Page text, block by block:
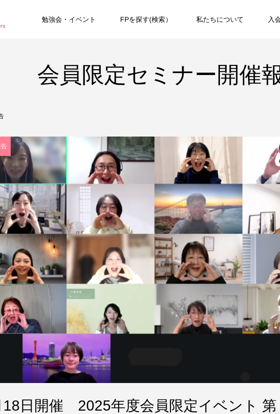
勉強会・イベント FPを探す(検索） 私たちについて 入
会員限定セミナー開催
18日開催 2025年度会員限定イベント 第
第２回WAFPフェスタ（2024年11月7日
開催）
第3回WAFPフェスタ（
開催）